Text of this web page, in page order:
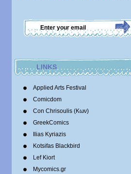
LINKS
Applied Arts Festival
Comicdom
Con Chrisoulis (Κων)
GreekComics
Ilias Kyriazis
Kotsifas Blackbird
Lef Kiort
Mycomics.gr